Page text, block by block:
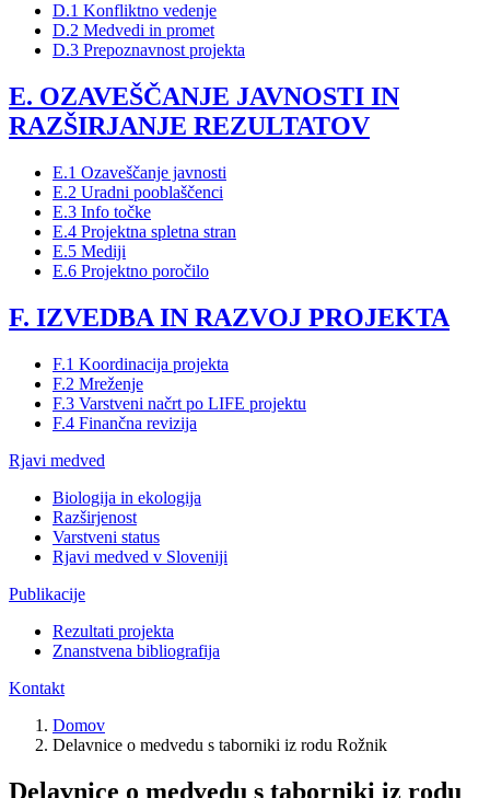
D.1 Konfliktno vedenje
D.2 Medvedi in promet
D.3 Prepoznavnost projekta
E. OZAVEŠČANJE JAVNOSTI IN
RAZŠIRJANJE REZULTATOV
E.1 Ozaveščanje javnosti
E.2 Uradni pooblaščenci
E.3 Info točke
E.4 Projektna spletna stran
E.5 Mediji
E.6 Projektno poročilo
F. IZVEDBA IN RAZVOJ PROJEKTA
F.1 Koordinacija projekta
F.2 Mreženje
F.3 Varstveni načrt po LIFE projektu
F.4 Finančna revizija
Rjavi medved
Biologija in ekologija
Razširjenost
Varstveni status
Rjavi medved v Sloveniji
Publikacije
Rezultati projekta
Znanstvena bibliografija
Kontakt
Domov
Delavnice o medvedu s taborniki iz rodu Rožnik
Delavnice o medvedu s taborniki iz rodu